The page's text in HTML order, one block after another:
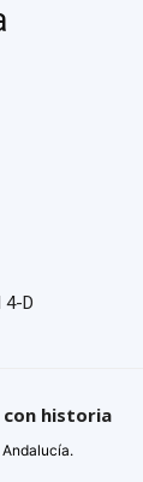
4-D
con historia